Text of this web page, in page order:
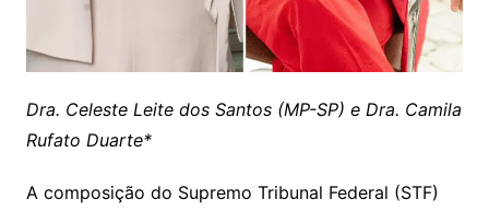
Dra. Celeste Leite dos Santos (MP-SP) e Dra. Camila
Rufato Duarte*
A composição do Supremo Tribunal Federal (STF)